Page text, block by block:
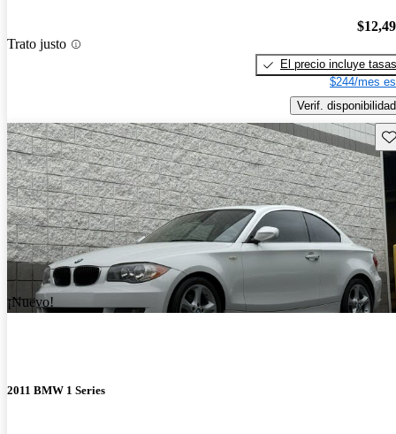
Trato justo
El precio incluye tasas
$244/mes
Verif. disponibilidad
¡Nuevo!
2011 BMW 1 Series